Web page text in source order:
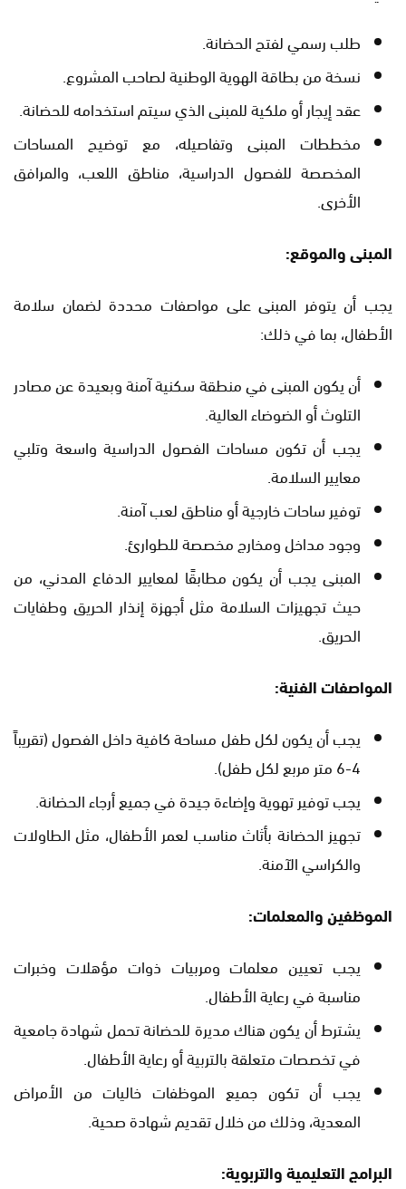
طلب رسمي لفتح الحضانة.
نسخة من بطاقة الهوية الوطنية لصاحب المشروع.
عقد إيجار أو ملكية للمبنى الذي سيتم استخدامه للحضانة.
مخططات المبنى وتفاصيله، مع توضيح المساحات
المخصصة للفصول الدراسية، مناطق اللعب، والمرافق
الأخرى.
المبنى والموقع:
يجب أن يتوفر المبنى على مواصفات محددة لضمان سلامة
الأطفال، بما في ذلك:
أن يكون المبنى في منطقة سكنية آمنة وبعيدة عن مصادر
التلوث أو الضوضاء العالية.
يجب أن تكون مساحات الفصول الدراسية واسعة وتلبي
معايير السلامة.
توفير ساحات خارجية أو مناطق لعب آمنة.
وجود مداخل ومخارج مخصصة للطوارئ.
المبنى يجب أن يكون مطابقًا لمعايير الدفاع المدني، من
حيث تجهيزات السلامة مثل أجهزة إنذار الحريق وطفايات
الحريق.
المواصفات الفنية:
يجب أن يكون لكل طفل مساحة كافية داخل الفصول (تقريباً
4-6 متر مربع لكل طفل).
يجب توفير تهوية وإضاءة جيدة في جميع أرجاء الحضانة.
تجهيز الحضانة بأثاث مناسب لعمر الأطفال، مثل الطاولات
والكراسي الآمنة.
الموظفين والمعلمات:
يجب تعيين معلمات ومربيات ذوات مؤهلات وخبرات
مناسبة في رعاية الأطفال.
يشترط أن يكون هناك مديرة للحضانة تحمل شهادة جامعية
في تخصصات متعلقة بالتربية أو رعاية الأطفال.
يجب أن تكون جميع الموظفات خاليات من الأمراض
المعدية، وذلك من خلال تقديم شهادة صحية.
البرامج التعليمية والتربوية: